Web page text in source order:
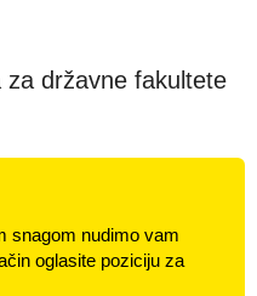
za državne fakultete
snagom nudimo vam
oglasite poziciju za